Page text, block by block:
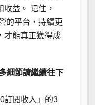
益。 记住，
的平台，持續更
才能真正獲得成
細節請繼續往下
訂閱收入」的3